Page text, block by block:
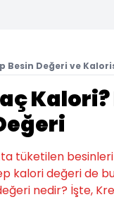
Besin Değeri ve
tüketilen
kalori değeri de
nedir? İşte,